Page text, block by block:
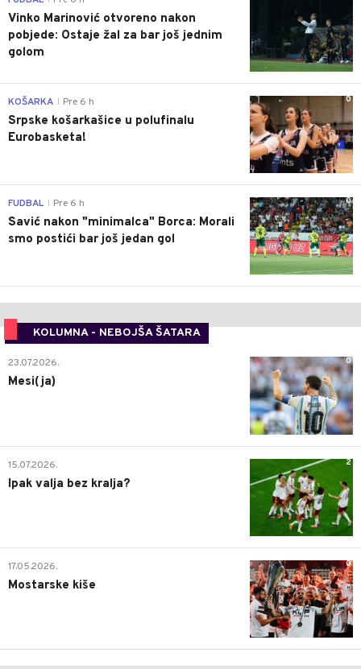
Vinko Marinović otvoreno nakon
pobjede: Ostaje žal za bar još jednim
golom
0
KOŠARKA Pre 6 h
Srpske košarkašice u polufinalu
Eurobasketa!
0
FUDBAL Pre 6 h
Savić nakon "minimalca" Borca: Morali
smo postići bar još jedan gol
KOLUMNA - NEBOJŠA ŠATARA
0
23.07.2026.
Mesi(ja)
2
15.07.2026.
Ipak valja bez kralja?
0
17.05.2026.
Mostarske kiše